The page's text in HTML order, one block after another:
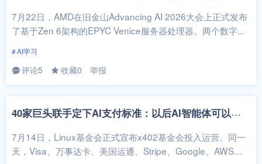
7月22日，AMD在旧金山Advancing AI 2026大会上正式发布
了基于Zen 6架构的EPYC Venice服务器处理器。两个数字...
# AI学习
评论5 收藏0 举报
4
0家巨头联手定下AI支付标准：以后AI智能体可以自己花钱了
7月14日，Linux基金会正式宣布x402基金会投入运营。同一
天，Visa、万事达卡、美国运通、Stripe、Google、AWS等4